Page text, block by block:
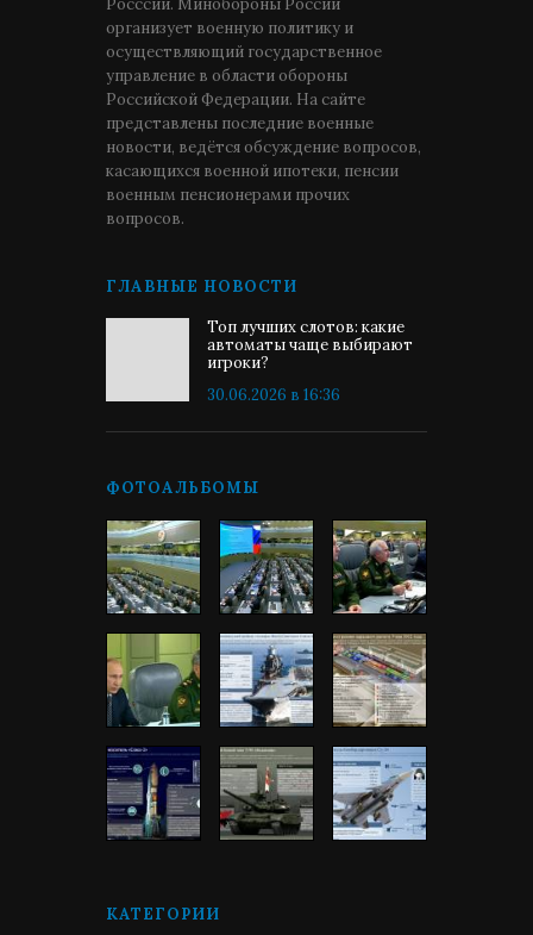
Росссии. Минобороны России
организует военную политику и
осуществляющий государственное
управление в области обороны
Российской Федерации. На сайте
представлены последние военные
новости, ведётся обсуждение вопросов,
касающихся военной ипотеки, пенсии
военным пенсионерами прочих
вопросов.
ГЛАВНЫЕ НОВОСТИ
Топ лучших слотов: какие
автоматы чаще выбирают
игроки?
30.06.2026 в 16:36
ФОТОАЛЬБОМЫ
КАТЕГОРИИ